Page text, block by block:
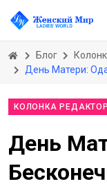
Блог
День Матери:
КОЛОНКА
День